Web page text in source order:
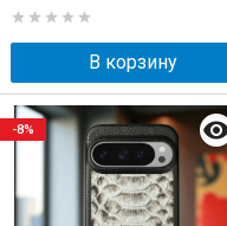
В корзину
-8%